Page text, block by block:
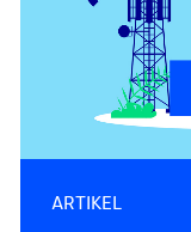
ARTIKEL